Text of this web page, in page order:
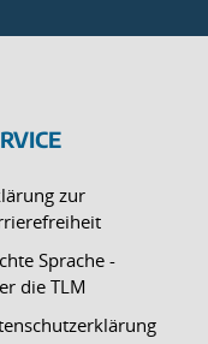
zur
Sprache -
die TLM